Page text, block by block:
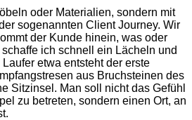
oder Materialien, sondern mit
sogenannten Client Journey. Wir
der Kunde hinein, was oder
ich schnell ein Lächeln und
etwa entsteht der erste
aus Bruchsteinen des
Sitzinsel. Man soll nicht das Gefühl
zu betreten, sondern einen Ort, an